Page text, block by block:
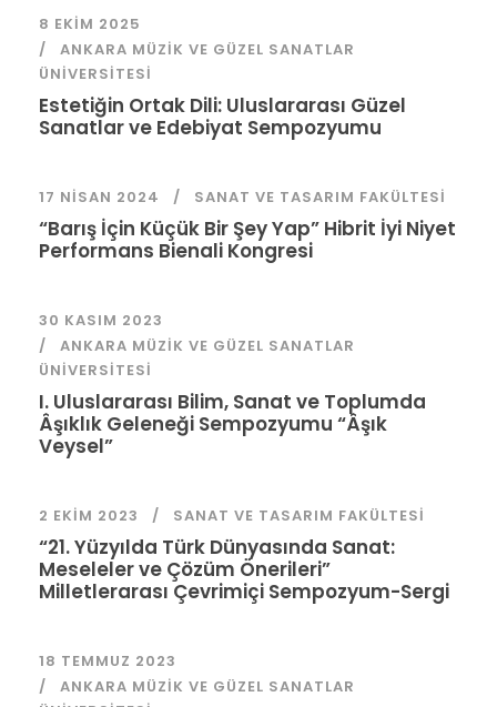
8 EKIM 2025
ANKARA MÜZIK VE GÜZEL SANATLAR
ÜNIVERSITESI
Estetiğin Ortak Dili: Uluslararası Güzel
Sanatlar ve Edebiyat Sempozyumu
17 NISAN 2024 SANAT VE TASARIM FAKÜLTESI
“Barış İçin Küçük Bir Şey Yap” Hibrit İyi Niyet
Performans Bienali Kongresi
30 KASIM 2023
ANKARA MÜZIK VE GÜZEL SANATLAR
ÜNIVERSITESI
I. Uluslararası Bilim, Sanat ve Toplumda
Âşıklık Geleneği Sempozyumu “Âşık
Veysel”
2 EKIM 2023 SANAT VE TASARIM FAKÜLTESI
“21. Yüzyılda Türk Dünyasında Sanat:
Meseleler ve Çözüm Önerileri”
Milletlerarası Çevrimiçi Sempozyum-Sergi
18 TEMMUZ 2023
ANKARA MÜZIK VE GÜZEL SANATLAR